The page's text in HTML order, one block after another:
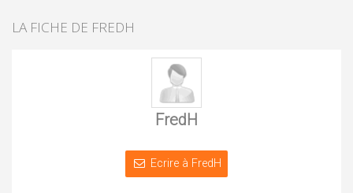
LA FICHE DE FREDH
FredH
Ecrire à FredH